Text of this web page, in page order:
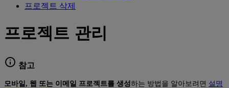
프로젝트 삭제
프로젝트 관리
참고
모바일, 웹 또는 이메일 프로젝트를 생성하는 방법을 알아보려면 설명